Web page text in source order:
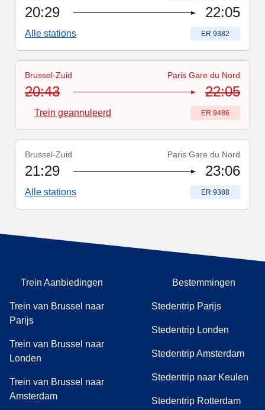
20:29 22:05
Alle stations Treinnummer
ER 9382
Treinnummer:
ER 9486-Trein geannuleerd
Brussel-Zuid Paris Gare du Nord
20:43 22:05
Trein geannuleerd Treinnummer
ER 9486
Treinnummer:
ER 9388
Brussel-Zuid Paris Gare du Nord
21:29 23:06
Alle stations Treinnummer
ER 9388
Trein Aanbiedingen
Trein van Brussel naar
Parijs
Trein van Brussel naar
Londen
Trein van Brussel naar
Amsterdam
Bestemmingen
Stedentrip Parijs
Stedentrip Londen
Stedentrip Amsterdam
Stedentrip naar Keulen
Stedentrip Rotterdam